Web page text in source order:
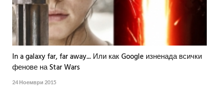
In a galaxy far, far away... Или как Google изненада всички
фенове на Star Wars
24 Ноември 2015